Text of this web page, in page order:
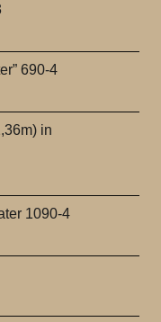
690-4
in
1090-4